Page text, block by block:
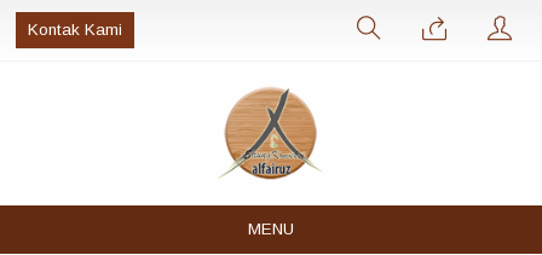
Kontak Kami
MENU